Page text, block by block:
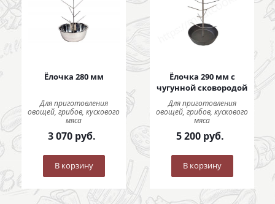
Ёлочка 280 мм
Для приготовления
овощей, грибов, кускового
мяса
3 070руб.
В корзину
Ёлочка 290 мм с
чугунной сковородой
Для приготовления
овощей, грибов, кускового
мяса
5 200руб.
В корзину